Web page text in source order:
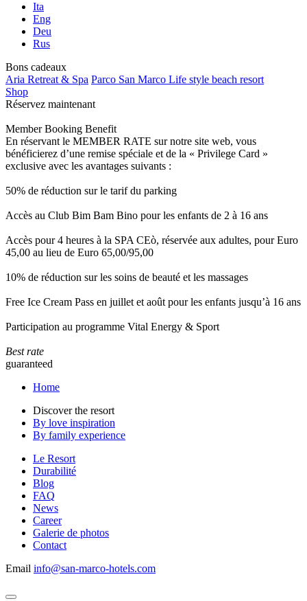
Ita
Eng
Deu
Rus
Bons cadeaux
Aria Retreat & Spa Parco San Marco Life style beach resort
Shop
Réservez maintenant
Member Booking Benefit
En réservant le MEMBER RATE sur notre site web, vous
bénéficierez d’une remise spéciale et de la « Privilege Card »
exclusive avec les avantages suivants :
50% de réduction sur le tarif du parking
Accès au Club Bim Bam Bino pour les enfants de 2 à 16 ans
Accès pour 4 heures à la SPA CEò, réservée aux adultes, pour Euro
45,00 au lieu de Euro 65,00/95,00
10% de réduction sur les soins de beauté et les massages
Free Ice Cream Pass en juillet et août pour les enfants jusqu’à 16 ans
Participation au programme Vital Energy & Sport
Best rate
guaranteed
Home
Discover the resort
By love inspiration
By family experience
Le Resort
Durabilité
Blog
FAQ
News
Career
Galerie de photos
Contact
Email info@san-marco-hotels.com